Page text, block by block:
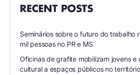
RECENT POSTS
Seminários sobre o futuro do trabalho
mil pessoas no PR e MS
Oficinas de grafite mobilizam jovens e
cultural a espaços públicos no